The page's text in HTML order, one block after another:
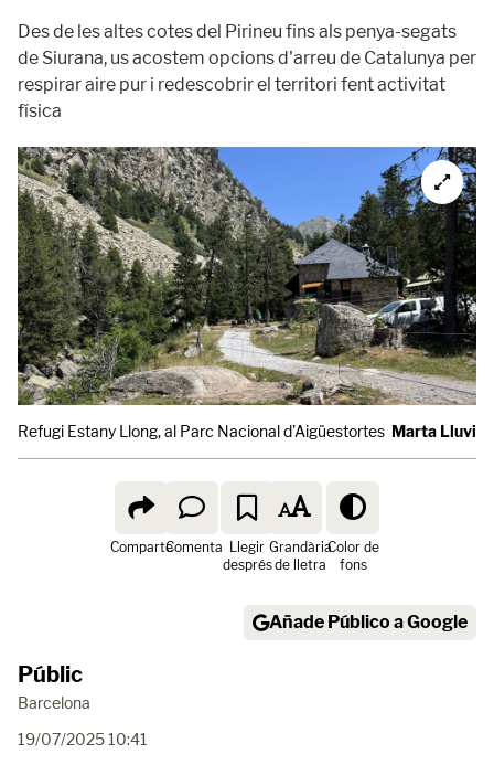
Des de les altes cotes del Pirineu fins als penya-segats
de Siurana, us acostem opcions d'arreu de Catalunya per
respirar aire pur i redescobrir el territori fent activitat
física
Refugi Estany Llong, al Parc Nacional d'Aigüestortes Marta
ComparteComenta Llegir
després
Grandària
de lletra
Color de
fons
Añade Público a Google
Públic
Barcelona
19/07/2025 10:41